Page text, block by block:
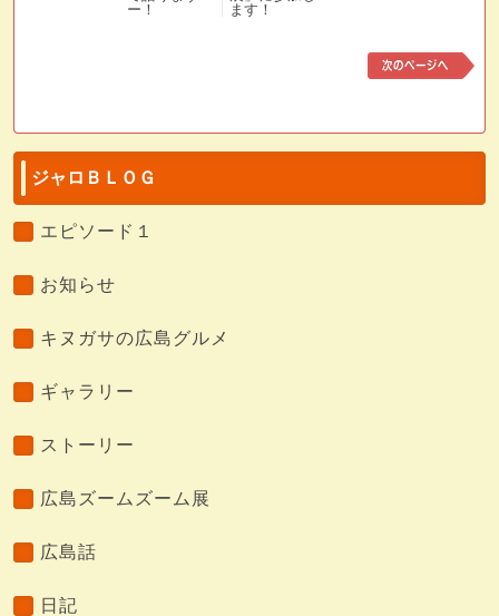
ー！
ます！
の
記
ジャロＢＬＯＧ
エピソード１
お知らせ
キヌガサの広島グルメ
ギャラリー
ストーリー
広島ズームズーム展
広島話
日記